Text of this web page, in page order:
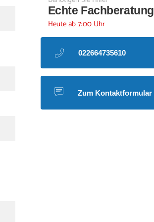
Echte Fachberatung
Heute ab 7:00 Uhr
022664735610
Zum Kontaktformular